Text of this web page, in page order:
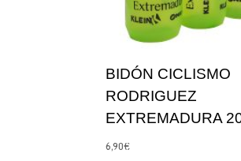
BIDÓN CICLISMO
RODRIGUEZ
EXTREMADURA
6,90€